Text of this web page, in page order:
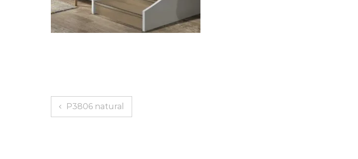
Bericht
navigatie
P3806 natural